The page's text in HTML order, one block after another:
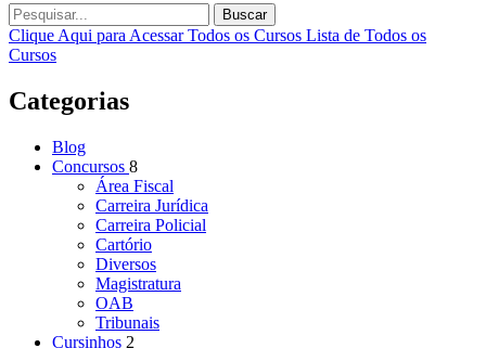
Buscar
Clique Aqui para Acessar Todos os Cursos Lista de Todos os
Cursos
Categorias
Blog
Concursos 8
Área Fiscal
Carreira Jurídica
Carreira Policial
Cartório
Diversos
Magistratura
OAB
Tribunais
Cursinhos 2